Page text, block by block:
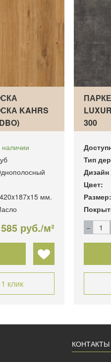
KAHRS
наличии
мм.
руб./м²
клик
300
Тип
Дизайн
Цвет:
Размер:
КОНТАКТЫ